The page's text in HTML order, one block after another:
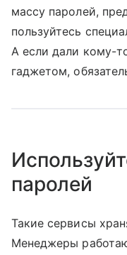
массу паролей,
пользуйтесь
А если дали кому-
гаджетом,
паролей
Такие сервисы
Менеджеры